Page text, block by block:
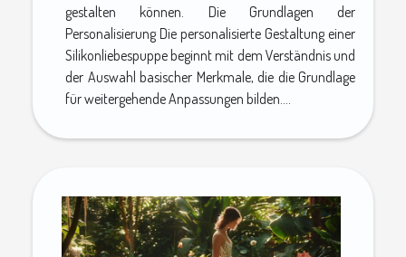
gestalten können. Die Grundlagen der
Personalisierung Die personalisierte Gestaltung einer
Silikonliebespuppe beginnt mit dem Verständnis und
der Auswahl basischer Merkmale, die die Grundlage
für weitergehende Anpassungen bilden....